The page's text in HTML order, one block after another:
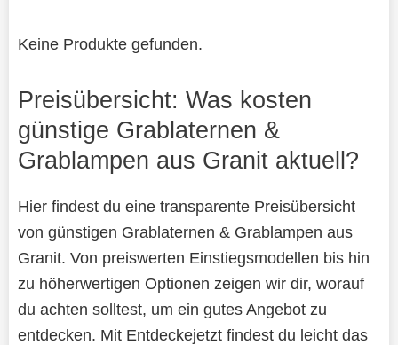
Keine Produkte gefunden.
Preisübersicht: Was kosten
günstige Grablaternen &
Grablampen aus Granit aktuell?
Hier findest du eine transparente Preisübersicht
von günstigen Grablaternen & Grablampen aus
Granit. Von preiswerten Einstiegsmodellen bis hin
zu höherwertigen Optionen zeigen wir dir, worauf
du achten solltest, um ein gutes Angebot zu
entdecken. Mit Entdeckejetzt findest du leicht das